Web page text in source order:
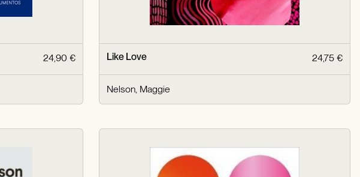
24,90 € Like Love 24,75 €
Nelson, Maggie